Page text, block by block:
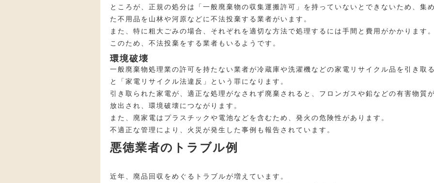
ところが、正規の処分は「一般廃棄物の収集運搬許可」を持っていないとできないため、集
た不用品を山林や河原などに不法投棄する業者がいます。
また、特に粗大ごみの場合、それぞれを適切な方法で処理するには手間と費用がかかります
このため、不法投棄をする業者もいるようです。
環境破壊
一般廃棄物処理業の許可を持たない業者が冷蔵庫や洗濯機などの家電リサイクル品を引き取
と「家電リサイクル法違反」という罪になります。
引き取られた家電が、適正な処理がなされず廃棄されると、フロンガスや鉛などの有害物質
放出され、環境破壊につながります。
また、廃家電はプラスチックや電池などを含むため、発火の危険性があります。
不適正な管理により、火災が発生した事例も報告されています。
悪徳業者のトラブル例
近年、廃品回収をめぐるトラブルが増えています。